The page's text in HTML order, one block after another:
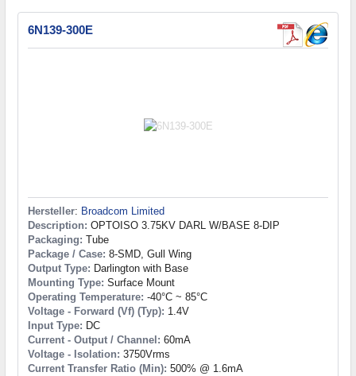
6N139-300E
Hersteller: Broadcom Limited
Description: OPTOISO 3.75KV DARL W/BASE 8-DIP
Packaging: Tube
Package / Case: 8-SMD, Gull Wing
Output Type: Darlington with Base
Mounting Type: Surface Mount
Operating Temperature: -40°C ~ 85°C
Voltage - Forward (Vf) (Typ): 1.4V
Input Type: DC
Current - Output / Channel: 60mA
Voltage - Isolation: 3750Vrms
Current Transfer Ratio (Min): 500% @ 1.6mA